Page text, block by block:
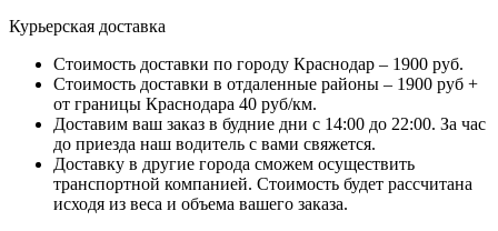
Курьерская доставка
Стоимость доставки по городу Краснодар – 1900 руб.
Стоимость доставки в отдаленные районы – 1900 руб +
от границы Краснодара 40 руб/км.
Доставим ваш заказ в будние дни с 14:00 до 22:00. За час
до приезда наш водитель с вами свяжется.
Доставку в другие города сможем осуществить
транспортной компанией. Стоимость будет рассчитана
исходя из веса и объема вашего заказа.